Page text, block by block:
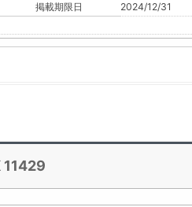
掲載期限日
2024/12/31
11429